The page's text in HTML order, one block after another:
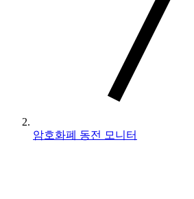
암호화폐 동전 모니터